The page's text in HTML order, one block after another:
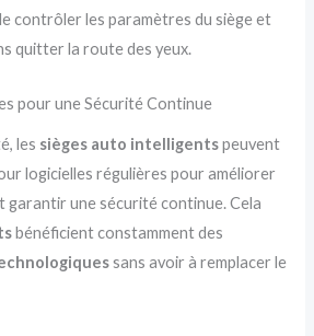
contrôler les paramètres du siège et
quitter la route des yeux.
pour une Sécurité Continue
les sièges auto intelligentspeuvent
logicielles régulières pour améliorer
garantir une sécurité continue. Cela
bénéficient constamment des
sans avoir à remplacer le